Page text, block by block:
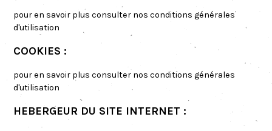
pour en savoir plusconsulter nos conditions générales
d'utilisation
COOKIES :
pour en savoir plusconsulter nos conditions générales
d'utilisation
HEBERGEUR DU SITE INTERNET :